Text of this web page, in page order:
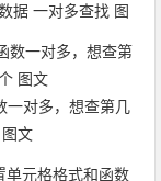
据 一对多查找 图
一对多，想查第几
文